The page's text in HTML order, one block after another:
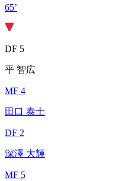
65’
DF 5
平 智広
MF 4
田口 泰士
DF 2
深澤 大輝
MF 5